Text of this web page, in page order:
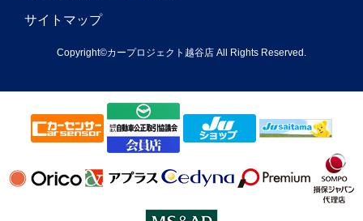
サイトマップ
Copyright©カープロジェクト越谷店 All Rights Reserved.